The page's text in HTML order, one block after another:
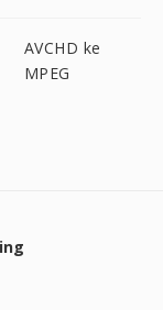
AVCHD ke
MPEG